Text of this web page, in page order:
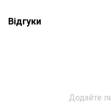
Відгуки
Додайте